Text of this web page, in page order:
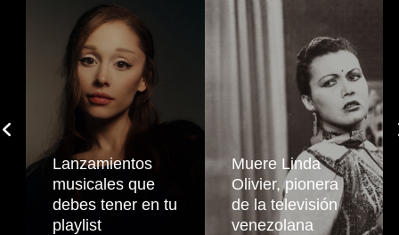
Lanzamientos
musicales que
debes tener en tu
playlist
Muere Linda
Olivier, pionera
de la televisión
venezolana